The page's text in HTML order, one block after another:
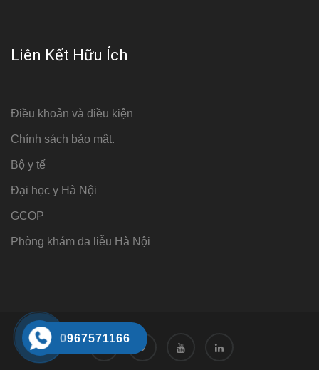
Liên Kết Hữu Ích
Điều khoản và điều kiện
Chính sách bảo mật.
Bộ y tế
Đại học y Hà Nội
GCOP
Phòng khám da liễu Hà Nội
0967571166